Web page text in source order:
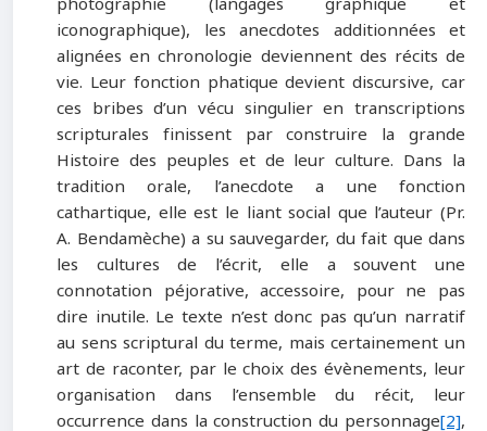
iconographique), les anecdotes additionnées et
alignées en chronologie deviennent des récits de
vie. Leur fonction phatique devient discursive, car
ces bribes d’un vécu singulier en transcriptions
scripturales finissent par construire la grande
Histoire des peuples et de leur culture. Dans la
tradition orale, l’anecdote a une fonction
cathartique, elle est le liant social que l’auteur (Pr.
A. Bendamèche) a su sauvegarder, du fait que dans
les cultures de l’écrit, elle a souvent une
connotation péjorative, accessoire, pour ne pas
dire inutile. Le texte n’est donc pas qu’un narratif
au sens scriptural du terme, mais certainement un
art de raconter, par le choix des évènements, leur
organisation dans l’ensemble du récit, leur
occurrence dans la construction du personnage[2],